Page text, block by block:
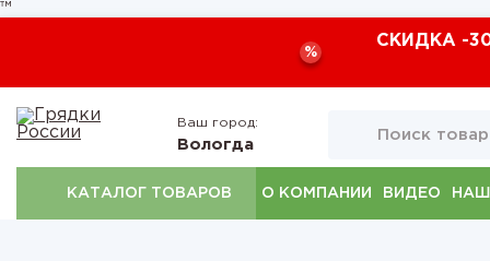
™
%
СКИДКА -
Ваш город:
Вологда
КАТАЛОГ ТОВАРОВ О КОМПАНИИ ВИДЕО